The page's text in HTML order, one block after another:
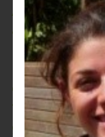
nossa
mulheres